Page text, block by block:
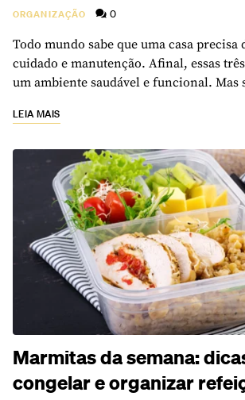
ORGANIZAÇÃO 0
Todo mundo sabe que uma casa precisa
cuidado e manutenção. Afinal, essas
um ambiente saudável e funcional. Mas
LEIA MAIS
Marmitas da semana:
congelar e organizar